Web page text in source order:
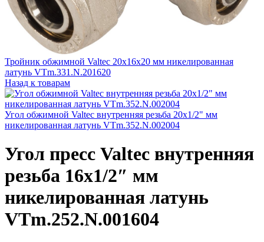
Тройник обжимной Valtec 20x16x20 мм никелированная
латунь VTm.331.N.201620
Назад к товарам
Угол обжимной Valtec внутренняя резьба 20х1/2" мм
никелированная латунь VTm.352.N.002004
Угол пресс Valtec внутренняя
резьба 16х1/2″ мм
никелированная латунь
VTm.252.N.001604